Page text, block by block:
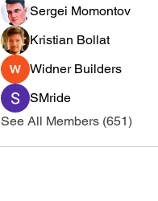
Sergei Momontov
Kristian Bollat
Widner Builders
SMride
See All Members (651)